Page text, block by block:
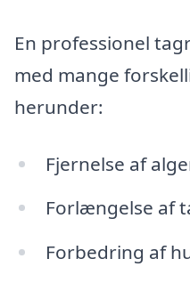
En professionel
med mange
herunder:
Fjernelse af
Forlængelse af
Forbedring af